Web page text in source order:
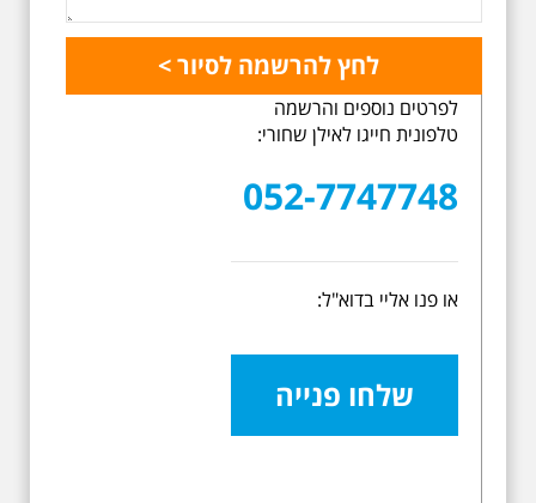
לפרטים נוספים והרשמה
טלפונית חייגו לאילן שחורי:
052-7747748
או פנו אליי בדוא"ל:
שלחו פנייה